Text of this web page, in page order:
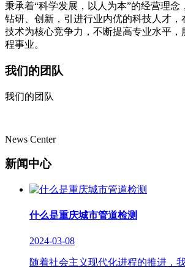
秉承着“科学发展，以人为本”的经营理念
钻研、创新，引进行业内优的科技人才，
技术为核心竞争力，不断提高专业水平，
程事业。
我们的团队
我们的团队
News Center
新闻中心
什么是重庆城市管道检测
2024-03-08
随着社会主义现代化进程的推进，